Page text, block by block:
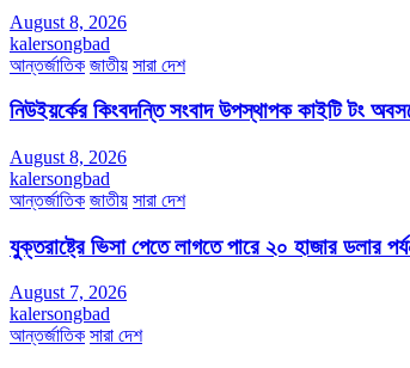
August 8, 2026
kalersongbad
আন্তর্জাতিক জাতীয় সারা দেশ
নিউইয়র্কের কিংবদন্তি সংবাদ উপস্থাপক কাইটি টং
August 8, 2026
kalersongbad
আন্তর্জাতিক জাতীয় সারা দেশ
যুক্তরাষ্ট্রে ভিসা পেতে লাগতে পারে ২০ হাজার ডলার
August 7, 2026
kalersongbad
আন্তর্জাতিক সারা দেশ